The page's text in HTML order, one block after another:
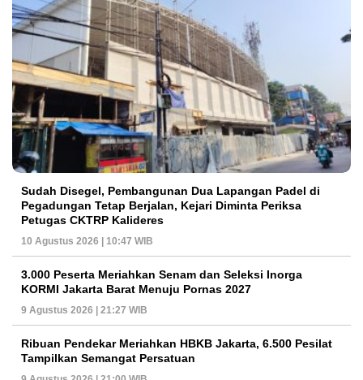
Sudah Disegel, Pembangunan Dua Lapangan Padel di
Pegadungan Tetap Berjalan, Kejari Diminta Periksa
Petugas CKTRP Kalideres
10 Agustus 2026 | 10:47 WIB
3.000 Peserta Meriahkan Senam dan Seleksi Inorga
KORMI Jakarta Barat Menuju Pornas 2027
9 Agustus 2026 | 21:27 WIB
Ribuan Pendekar Meriahkan HBKB Jakarta, 6.500 Pesilat
Tampilkan Semangat Persatuan